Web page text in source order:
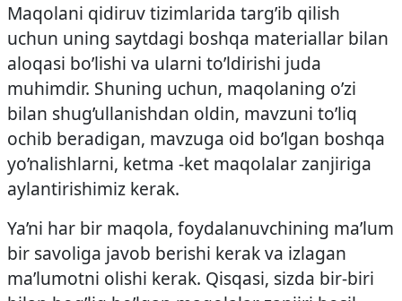
Maqolani qidiruv tizimlarida targ’ib qilish
uchun uning saytdagi boshqa materiallar bilan
aloqasi bo’lishi va ularni to’ldirishi juda
muhimdir. Shuning uchun, maqolaning o’zi
bilan shug’ullanishdan oldin, mavzuni to’liq
ochib beradigan, mavzuga oid bo’lgan boshqa
yo’nalishlarni, ketma -ket maqolalar zanjiriga
aylantirishimiz kerak.
Ya’ni har bir maqola, foydalanuvchining ma’lum
bir savoliga javob berishi kerak va izlagan
ma’lumotni olishi kerak. Qisqasi, sizda bir-biri